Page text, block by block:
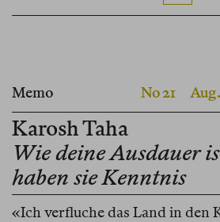
Memo No 21 Aug.
Karosh Taha
Wie deine Ausdauer
haben sie Kenntnis
«Ich verfluche das Land in den